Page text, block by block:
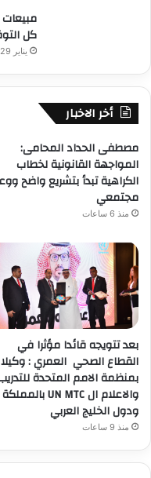
كل
يناير 29, 2025
أخر الاخبار
مصطفى الحداد المحامى:
المواجهة القانونية لخطاب
الكراهية تبدأ بتشريع واضح
مجتمعي
منذ 6 ساعات
بعد تتويجه قائدا مؤثرا في
القطاع الصحي العمري : وكيلا
بمنظمة الامم المتحدة
والاعلام ال UN MTC بالمملكة
ودول الخليج العربي
منذ 9 ساعات